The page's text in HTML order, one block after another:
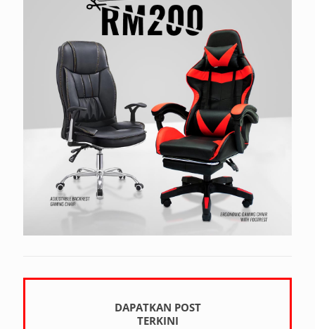
DAPATKAN POST
TERKINI